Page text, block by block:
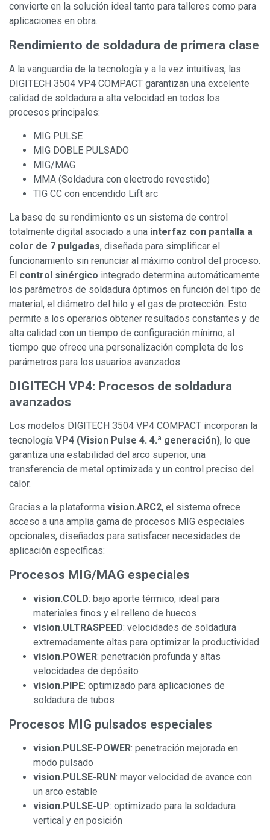
convierte en la solución ideal tanto para talleres como para
aplicaciones en obra.
Rendimiento de soldadura de primera clase
A la vanguardia de la tecnología y a la vez intuitivas, las
DIGITECH 3504 VP4 COMPACT garantizan una excelente
calidad de soldadura a alta velocidad en todos los
procesos principales:
MIG PULSE
MIG DOBLE PULSADO
MIG/MAG
MMA (Soldadura con electrodo revestido)
TIG CC con encendido Lift arc
La base de su rendimiento es un sistema de control
totalmente digital asociado a una interfaz con pantalla a
color de 7 pulgadas, diseñada para simplificar el
funcionamiento sin renunciar al máximo control del proceso.
El control sinérgico integrado determina automáticamente
los parámetros de soldadura óptimos en función del tipo de
material, el diámetro del hilo y el gas de protección. Esto
permite a los operarios obtener resultados constantes y de
alta calidad con un tiempo de configuración mínimo, al
tiempo que ofrece una personalización completa de los
parámetros para los usuarios avanzados.
DIGITECH VP4: Procesos de soldadura
avanzados
Los modelos DIGITECH 3504 VP4 COMPACT incorporan la
tecnología VP4 (Vision Pulse 4. 4.ª generación), lo que
garantiza una estabilidad del arco superior, una
transferencia de metal optimizada y un control preciso del
calor.
Gracias a la plataforma vision.ARC2, el sistema ofrece
acceso a una amplia gama de procesos MIG especiales
opcionales, diseñados para satisfacer necesidades de
aplicación específicas:
Procesos MIG/MAG especiales
vision.COLD: bajo aporte térmico, ideal para
materiales finos y el relleno de huecos
vision.ULTRASPEED: velocidades de soldadura
extremadamente altas para optimizar la productividad
vision.POWER: penetración profunda y altas
velocidades de depósito
vision.PIPE: optimizado para aplicaciones de
soldadura de tubos
Procesos MIG pulsados especiales
vision.PULSE-POWER: penetración mejorada en
modo pulsado
vision.PULSE-RUN: mayor velocidad de avance con
un arco estable
vision.PULSE-UP: optimizado para la soldadura
vertical y en posición